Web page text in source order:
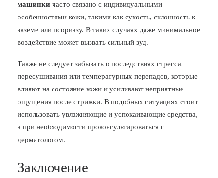
машинки часто связано с индивидуальными
особенностями кожи, такими как сухость, склонность к
экземе или псориазу. В таких случаях даже минимальное
воздействие может вызвать сильный зуд.
Также не следует забывать о последствиях стресса,
пересушивания или температурных перепадов, которые
влияют на состояние кожи и усиливают неприятные
ощущения после стрижки. В подобных ситуациях стоит
использовать увлажняющие и успокаивающие средства,
а при необходимости проконсультироваться с
дерматологом.
Заключение